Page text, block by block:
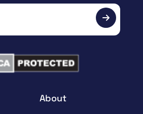
About